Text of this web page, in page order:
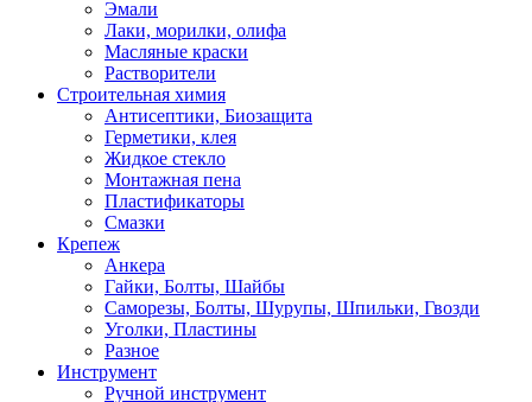
Эмали
Лаки, морилки, олифа
Масляные краски
Растворители
Строительная химия
Антисептики, Биозащита
Герметики, клея
Жидкое стекло
Монтажная пена
Пластификаторы
Смазки
Крепеж
Анкера
Гайки, Болты, Шайбы
Саморезы, Болты, Шурупы, Шпильки, Гвозди
Уголки, Пластины
Разное
Инструмент
Ручной инструмент